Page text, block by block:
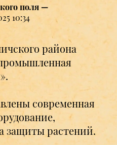
поля —
10:34
района
современная
защиты растений.